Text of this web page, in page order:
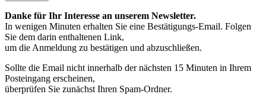
Danke für Ihr Interesse an unserem Newsletter.
In wenigen Minuten erhalten Sie eine Bestätigungs-Email. Folgen
Sie dem darin enthaltenen Link,
um die Anmeldung zu bestätigen und abzuschließen.
Sollte die Email nicht innerhalb der nächsten 15 Minuten in Ihrem
Posteingang erscheinen,
überprüfen Sie zunächst Ihren Spam-Ordner.